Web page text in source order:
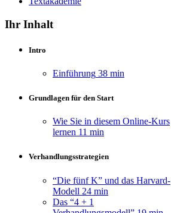
Ihr Inhalt
Intro
Einführung 38 min
Grundlagen für den Start
Wie Sie in diesem Online-Kurs
lernen 11 min
Verhandlungsstrategien
“Die fünf K” und das Harvard-
Modell 24 min
Das “4 + 1